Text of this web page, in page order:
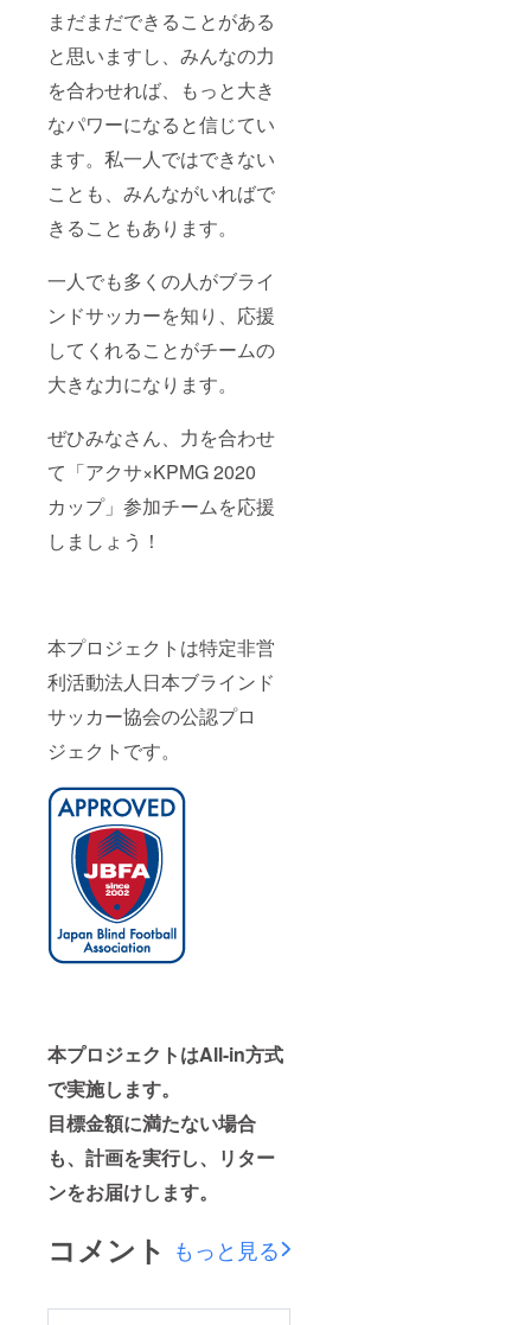
まだまだできることがある
と思いますし、みんなの力
を合わせれば、もっと大き
なパワーになると信じてい
ます。私一人ではできない
ことも、みんながいればで
きることもあります。
一人でも多くの人がブライ
ンドサッカーを知り、応援
してくれることがチームの
大きな力になります。
ぜひみなさん、力を合わせ
て「アクサ×KPMG 2020
カップ」参加チームを応援
しましょう！
本プロジェクトは特定非営
利活動法人日本ブラインド
サッカー協会の公認プロ
ジェクトです。
本プロジェクトはAll-in方式
で実施します。
目標金額に満たない場合
も、計画を実行し、リター
ンをお届けします。
コメント もっと見る